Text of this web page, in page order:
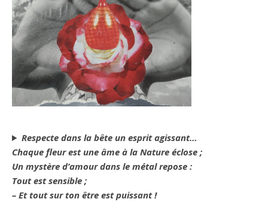
Respecte dans la bête un esprit agissant…
Chaque fleur est une âme à la Nature éclose ;
Un mystère d’amour dans le métal repose :
Tout est sensible ;
– Et tout sur ton être est puissant !